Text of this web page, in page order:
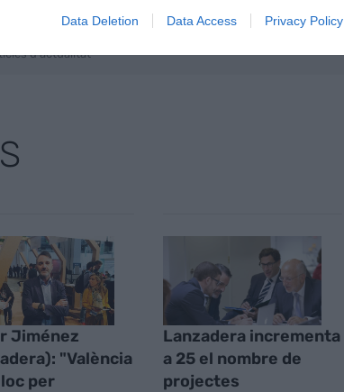
Data Deletion Data Access Privacy Policy
preferida de Google de forma
d'actualitat
Jiménez
"València
per
Lanzadera incrementa
a 25 el nombre de
projectes